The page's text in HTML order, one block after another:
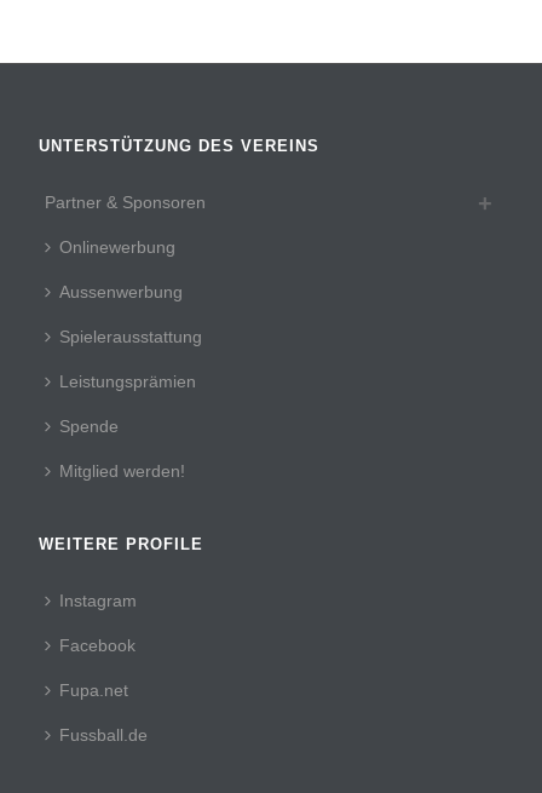
UNTERSTÜTZUNG DES VEREINS
Partner & Sponsoren
Onlinewerbung
Aussenwerbung
Spielerausstattung
Leistungsprämien
Spende
Mitglied werden!
WEITERE PROFILE
Instagram
Facebook
Fupa.net
Fussball.de